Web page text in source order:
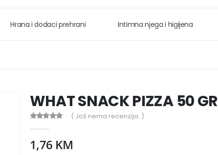
Hrana i dodaci prehrani Intimna njega i higijena
WHAT SNACK PIZZA 50 GR
( Još nema recenzija. )
1,76 KM